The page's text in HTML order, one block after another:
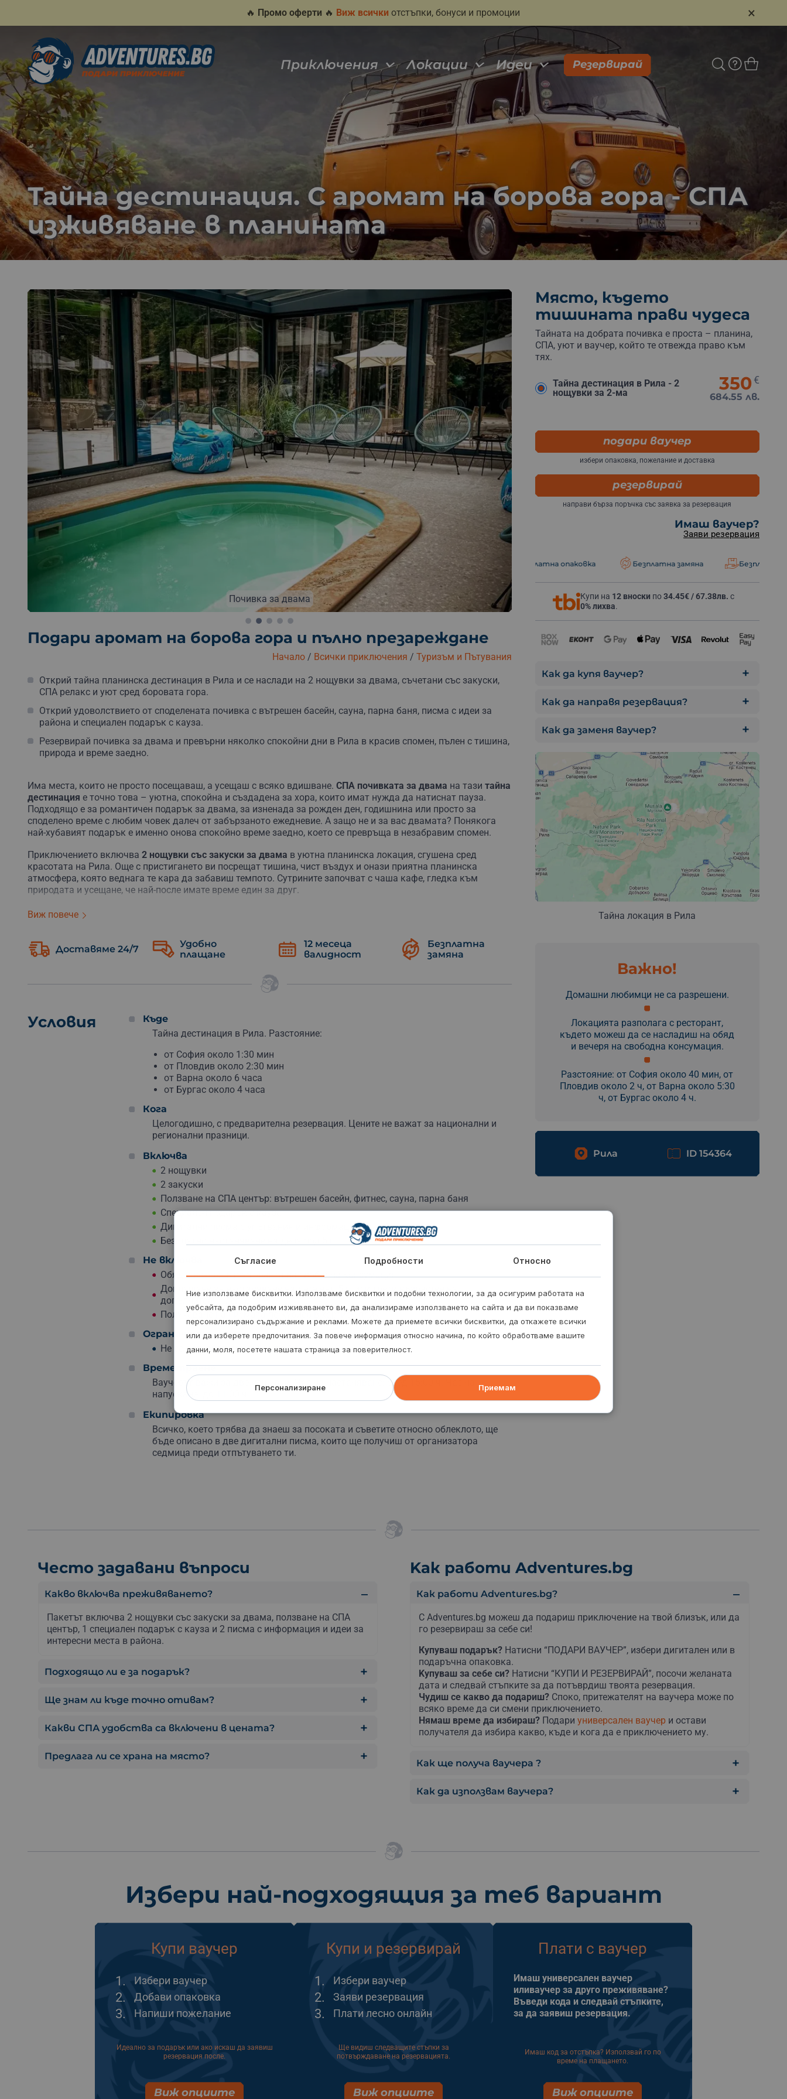
🔥 Промо оферти 🔥 Виж всички отстъпки, бонуси и промоции ×
Приключения Локации Идеи Резервирай
Тайна дестинация. С аромат на борова гора - СПА
изживяване в планината
Почивка за двама 2 нощувки със
Подари аромат на борова гора и пълно презареждане
Начало/ Всички приключения / Туризъм и Пътувания
Открий тайна планинска дестинация в Рила и се наслади на 2 нощувки за двама, съчетани със закуски,
СПА релакс и уют сред боровата гора.
Открий удоволствието от споделената почивка с вътрешен басейн, сауна, парна баня, писма с идеи за
района и специален подарък с кауза.
Резервирай почивка за двама и превърни няколко спокойни дни в Рила в красив спомен, пълен с тишина,
природа и време заедно.
Има места, които не просто посещаваш, а усещаш с всяко вдишване. СПА почивката за двама на тази тайна
дестинация е точно това – уютна, спокойна и създадена за хора, които имат нужда да натиснат пауза.
Подходящо е за романтичен подарък за двама, за изненада за рожден ден, годишнина или просто за
споделено време с любим човек далеч от забързаното ежедневие. А защо не и за вас двамата? Понякога
най-хубавият подарък е именно онова спокойно време заедно, което се превръща в незабравим спомен.
Приключението включва 2 нощувки със закуски за двама в уютна планинска локация, сгушена сред
красотата на Рила. Още с пристигането ви посрещат тишина, чист въздух и онази приятна планинска
атмосфера, която веднага те кара да забавиш темпото. Сутрините започват с чаша кафе, гледка към
природата и усещане, че най-после имате време един за друг.
По време на престоя двамата можете да се отпуснете в
планински преходи, екопътеки, АТВ активности и ски възможности през зимния сезон. Така сами избирате
ритъма на тези два дни – повече релакс, повече разходки или идеалната комбинацияот двете.
внасят приятно усещане за изненада и откривателство. Освен това ви очаква испециален подарък с кауза
– малък жест със смисъл, който прави преживяването още по-стойностно. А когато огладнеете, ресторантът
Подари си споделено време, уют и презареждане в планината или избери ваучер за двама като
. Това е преживяване, което остава не само като спомен, а и истинско усещане за близост и
Виж повече
Доставяме 24/7
Удобно
плащане
12 месеца
валидност
Безплатна
замяна
Условия
Къде
Тайна дестинация в Рила. Разстояние:
от София около 1:30 мин
от Пловдив около 2:30 мин
от Варна около 6 часа
от Бургас около 4 часа
Кога
Целогодишно, с предварителна резервация. Цените не важат за национални и
регионални празници.
Включва
2 нощувки
2 закуски
Ползване на СПА център: вътрешен басейн, фитнес, сауна, парна баня
Специален подарък с кауза
Дигитални писма с упътвания и информация за района
Безплатно настаняване на деца под 5 г.
Не включва
Обяд и вечеря в ресторанта на свободна консумация
Доплащане за настаняване на дете над 5 г. или трети възрастен на
допълнително легло
Получаване на писмата по куриер в хартиен плик
Ограничения
Не се допускат домашни любимци
Времетраене
Ваучерът важи за две нощувки. Час на настаняване: след 15:00 ч. Час на
напускане: до 11:00 ч.
Екипировка
Всичко, което трябва да знаеш за посоката и съветите относно облеклото, ще
бъде описано в две дигитални писма, които ще получиш от организатора
седмица преди отпътуването ти.
Място, където
тишината прави чудеса
Тайната на добрата почивка е проста – планина,
СПА, уют и ваучер, който те отвежда право към
тях.
Тайна дестинация в Рила - 2
нощувки за 2-ма
350 €
684.55 лв.
подари ваучер
избери опаковка, пожелание и доставка
резервирай
направи бърза поръчка със заявка за резервация
Имаш ваучер?
Заяви резервация
Безплатна доставка Безплатна замяна Безплатна доставка Безплатна опаковка Безплатна замяна Безплатна доставка
Купи на 12 вноски по34.45€ / 67.38лв. с
0% лихва.
Как да купя ваучер?
Как да направя резервация?
Как да заменя ваучер?
Тайна локация в Рила
Важно!
Домашни любимци не са разрешени.
Локацията разполага с ресторант,
където можеш да се насладиш на обяд
и вечеря на свободна консумация.
Разстояние: от София около 40 мин, от
Пловдив около 2 ч, от Варна около 5:30
ч, от Бургас около 4 ч.
Рила ID 154364
Често задавани въпроси
Какво включва преживяването?
Пакетът включва 2 нощувки със закуски за двама, ползване на СПА
център, 1 специален подарък с кауза и 2 писма с информация и идеи за
интересни места в района.
Подходящо ли е за подарък?
Ще знам ли къде точно отивам?
Какви СПА удобства са включени в цената?
Предлага ли се храна на място?
Kак работи Adventures.bg
Как работи Adventures.bg?
С Adventures.bg можеш да подариш приключение на твой близък, или да
го резервираш за себе си!
Купуваш подарък? Натисни “ПОДАРИ ВАУЧЕР”, избери дигитален или в
подаръчна опаковка.
Kупуваш за себе си? Натисни “КУПИ И РЕЗЕРВИРАЙ”, посочи желаната
дата и следвай стъпките за да потъврдиш твоята резервация.
Чудиш се какво да подариш? Споко, притежателят на ваучера може по
всяко време да си смени приключението.
Нямаш време да избираш? Подари универсален ваучери остави
получателя да избира какво, къде и кога да е приключението му.
Как ще получа ваучера ?
Как да използвам ваучера?
Избери най-подходящия за теб вариант
Купи ваучер
1. Избери ваучер
2. Добави опаковка
3. Напиши пожелание
Идеално за подарък или ако искаш да заявиш
резервация после.
Виж опциите
Купи и резервирай
1. Избери ваучер
2. Заяви резервация
3. Плати лесно онлайн
Ще видиш следващите стъпки за
потвърждаване на резервацията.
Виж опциите
Плати с ваучер
Имаш универсален ваучер
иливаучер за друго преживяване?
Въведи кода и следвай стъпките,
за да заявиш резервация.
Имаш код за отстъпка? Използвай го по
време на плащането.
Виж опциите
Съгласие Подробности Относно
Ние използваме бисквитки. Използваме бисквитки и подобни технологии, за да осигурим работата на
уебсайта, да подобрим изживяването ви, да анализираме използването на сайта и да ви показваме
персонализирано съдържание и реклами. Можете да приемете всички бисквитки, да откажете всички
или да изберете предпочитания. За повече информация относно начина, по който обработваме вашите
данни, моля, посетете нашата страница за поверителност.
Персонализиране Приемам